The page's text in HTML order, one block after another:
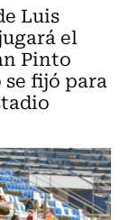
Luis
el
Pinto
fijó para